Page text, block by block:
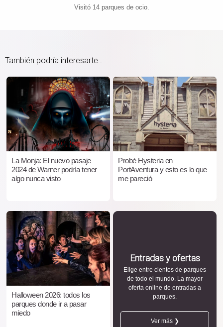
Visitó 14 parques de ocio.
También podría interesarte...
La Monja: El nuevo pasaje
2024 de Warner podría tener
algo nunca visto
Probé Hysteria en
PortAventura y esto es lo que
me pareció
Halloween 2026: todos los
parques donde ir a pasar
miedo
Entradas y ofertas
Elige entre cientos de parques
de todo el mundo. La mayor
oferta online de entradas a
parques.
Ver más ❯